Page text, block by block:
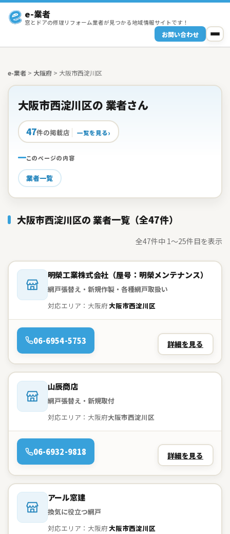
e-業者
窓とドアの修理リフォーム業者が見つかる地域情報サイトです！
お問い合わせ
e-業者 > 大阪府 > 大阪市西淀川区
大阪市西淀川区の 業者さん
47件の掲載店 一覧を見る
このページの内容
業者一覧
大阪市西淀川区の 業者一覧（全47件）
全47件中 1〜25件目を表示
会社名：
明榮工業株式会社（屋号：明榮メンテナンス）
網戸張替え・新規作製・各種網戸取扱い
対応エリア：大阪府大阪市西淀川区
電話：
06-6954-5753 詳細を見る
会社名：
山辰商店
網戸張替え・新規取付
対応エリア：大阪府大阪市西淀川区
電話：
06-6932-9818 詳細を見る
会社名：
アール窓建
換気に役立つ網戸
対応エリア：大阪府大阪市西淀川区